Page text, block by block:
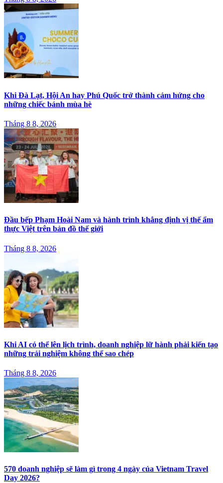
Khi Đà Lạt, Hội An hay Phú Quốc trở thành cảm hứng cho
những chiếc bánh mùa hè
Tháng 8 8, 2026
Đầu bếp Phạm Hoài Nam và hành trình khẳng định vị thế ẩm
thực Việt trên bản đồ thế giới
Tháng 8 8, 2026
Khi AI có thể lên lịch trình, doanh nghiệp lữ hành phải kiến tạo
những trải nghiệm không thể sao chép
Tháng 8 8, 2026
570 doanh nghiệp sẽ làm gì trong 4 ngày của Vietnam Travel
Day 2026?